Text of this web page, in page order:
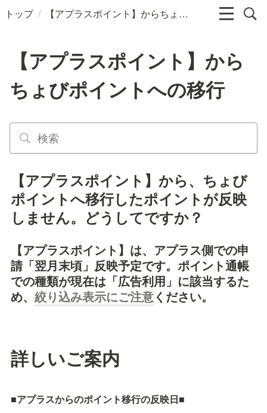
トップ / 【アプラスポイント】からちょびポイントへの移行
【アプラスポイント】から
ちょびポイントへの移行
【アプラスポイント】から、ちょび
ポイントへ移行したポイントが反映
しません。どうしてですか？
【アプラスポイント】は、アプラス側での申
請「翌月末頃」反映予定です。ポイント通帳
での種類が現在は「広告利用」に該当するた
め、 絞り込み表示にご注意ください。
詳しいご案内
■アプラスからのポイント移行の反映日■